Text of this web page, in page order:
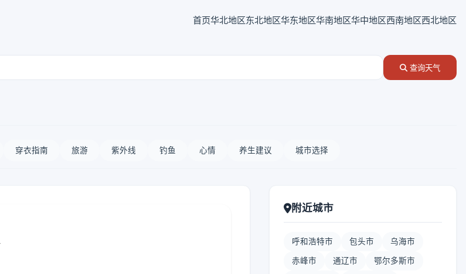
首页华北地区东北地区华东地区华南地区华中地区西南地区西北地区
查询天气
穿衣指南 旅游 紫外线 钓鱼 心情 养生建议 城市选择
附近城市
呼和浩特市 包头市 乌海市
赤峰市 通辽市 鄂尔多斯市